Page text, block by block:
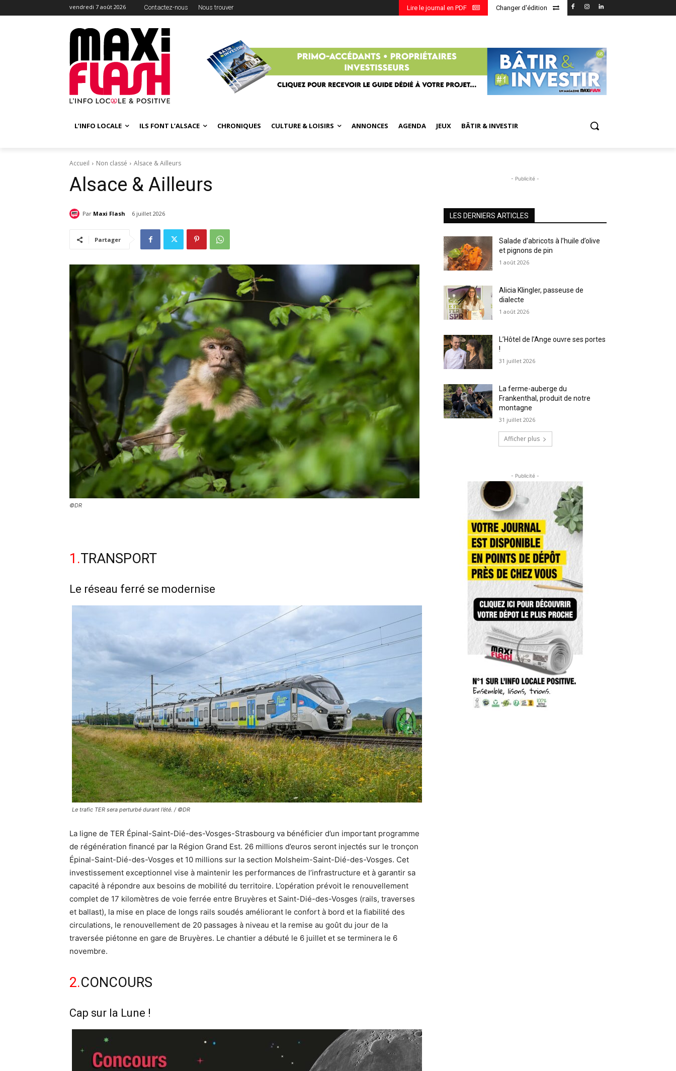
vendredi 7 août 2026 Contactez-nous Nous trouver Changer d'édition
Lire le journal en PDF
L’INFO LOCALE ILS FONT L’ALSACE CHRONIQUES CULTURE & LOISIRS ANNONCES AGENDA JEUX BÂTIR & INVESTIR
Accueil Non classé Alsace & Ailleurs
Alsace & Ailleurs
Par Maxi Flash 6 juillet 2026
Partager
©DR
1.TRANSPORT
Le réseau ferré se modernise
Le trafic TER sera perturbé durant l’été. / ©DR
La ligne de TER Épinal-Saint-Dié-des-Vosges-Strasbourg va bénéficier d’un important programme
de régénération financé par la Région Grand Est. 26 millions d’euros seront injectés sur le tronçon
Épinal-Saint-Dié-des-Vosges et 10 millions sur la section Molsheim-Saint-Dié-des-Vosges. Cet
investissement exceptionnel vise à maintenir les performances de l’infrastructure et à garantir sa
capacité à répondre aux besoins de mobilité du territoire. L’opération prévoit le renouvellement
complet de 17 kilomètres de voie ferrée entre Bruyères et Saint-Dié-des-Vosges (rails, traverses
et ballast), la mise en place de longs rails soudés améliorant le confort à bord et la fiabilité des
circulations, le renouvellement de 20 passages à niveau et la remise au goût du jour de la
traversée piétonne en gare de Bruyères. Le chantier a débuté le 6 juillet et se terminera le 6
novembre.
2.CONCOURS
Cap sur la Lune !
- Publicité -
LES DERNIERS ARTICLES
Salade d’abricots à l’huile d’olive
et pignons de pin
1 août 2026
Alicia Klingler, passeuse de
dialecte
1 août 2026
L’Hôtel de l’Ange ouvre ses portes
!
31 juillet 2026
La ferme-auberge du
Frankenthal, produit de notre
montagne
31 juillet 2026
Afficher plus
- Publicité -